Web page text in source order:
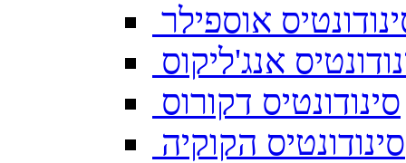
אוספילר
אנג'ליקוס
סינודונטיס דקורוס
סינודונטיס הקוקיה